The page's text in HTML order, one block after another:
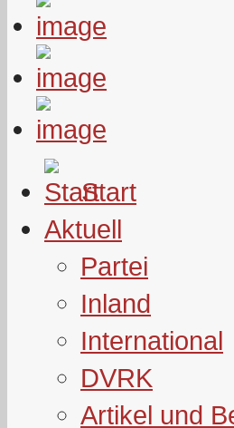
Start
Aktuell
Partei
Inland
International
DVRK
Artikel und